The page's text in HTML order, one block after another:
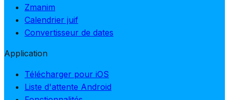
Zmanim
Calendrier juif
Convertisseur de dates
Application
Télécharger pour iOS
Liste d'attente Android